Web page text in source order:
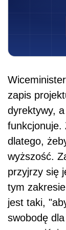
zapis
dyrektywy,
funkcjonuje.
dlatego,
wyższość.
przyjrzy się
tym
jest taki,
swobodę